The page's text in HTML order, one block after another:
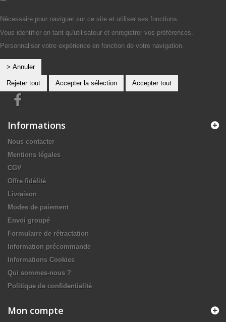
Nécessaire pour naviguer sur ce site et utiliser ses fonctions.
Vous identifier en tant qu'utilisateur et enregistrer vos préférences.
Personnaliser votre expérience en fonction de votre navigation.
> Annuler
Rejeter tout Accepter la sélection Accepter tout
Informations
Nous contacter
Mentions légales
CGV
Offre fidélité
Livraison
Modes de paiement
Envoi groupé
Formulaire de rétractation
Information précommande
Informations Cookies
Qui sommes-nous ?
Politique de confidentialité
Mon compte